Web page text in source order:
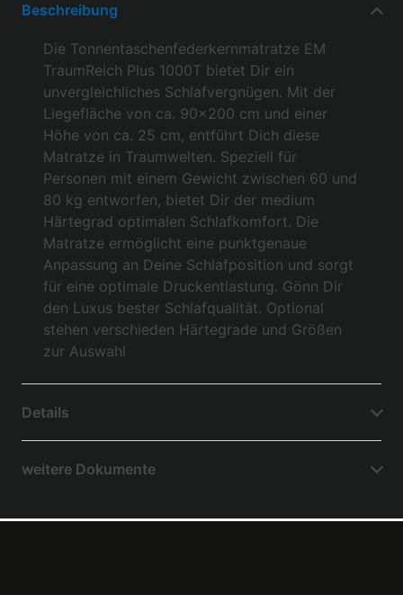
Beschreibung
Die Tonnentaschenfederkernmatratze EM
TraumReich Plus 1000T bietet Dir ein
unvergleichliches Schlafvergnügen. Mit der
Liegefläche von ca. 90x200 cm und einer
Höhe von ca. 25 cm, entführt Dich diese
Matratze in Traumwelten. Speziell für
Personen mit einem Gewicht zwischen 60 und
80 kg entworfen, bietet Dir der medium
Härtegrad optimalen Schlafkomfort. Die
Matratze ermöglicht eine punktgenaue
Anpassung an Deine Schlafposition und sorgt
für eine optimale Druckentlastung. Gönn Dir
den Luxus bester Schlafqualität. Optional
stehen verschieden Härtegrade und Größen
zur Auswahl
Details
weitere Dokumente